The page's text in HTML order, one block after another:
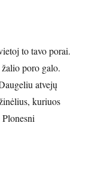
to tavo porai.
poro galo.
atvejų
kuriuos